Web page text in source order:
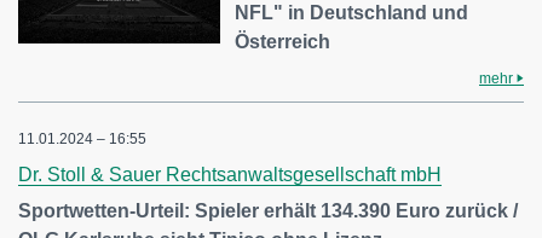
NFL" in Deutschland und
Österreich
mehr
11.01.2024 – 16:55
Dr. Stoll & Sauer Rechtsanwaltsgesellschaft mbH
Sportwetten-Urteil: Spieler erhält 134.390 Euro zurück /